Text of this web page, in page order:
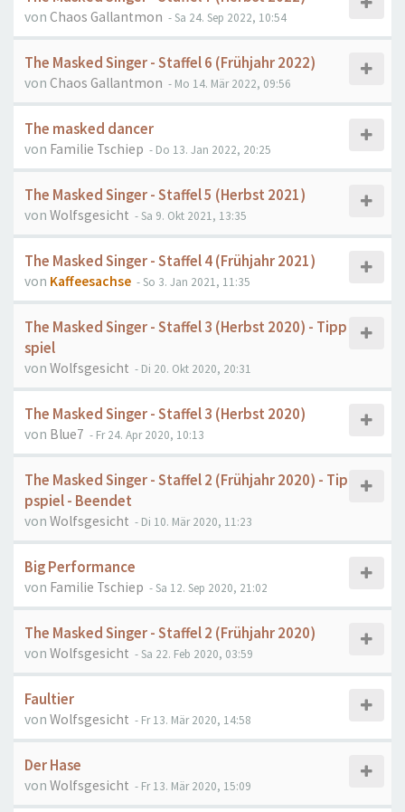
von Chaos Gallantmon - Sa 24. Sep 2022, 10:54
The Masked Singer - Staffel 6 (Frühjahr 2022)
von Chaos Gallantmon - Mo 14. Mär 2022, 09:56
The masked dancer
von Familie Tschiep - Do 13. Jan 2022, 20:25
The Masked Singer - Staffel 5 (Herbst 2021)
von Wolfsgesicht - Sa 9. Okt 2021, 13:35
The Masked Singer - Staffel 4 (Frühjahr 2021)
von Kaffeesachse - So 3. Jan 2021, 11:35
The Masked Singer - Staffel 3 (Herbst 2020) - Tipp
spiel
von Wolfsgesicht - Di 20. Okt 2020, 20:31
The Masked Singer - Staffel 3 (Herbst 2020)
von Blue7 - Fr 24. Apr 2020, 10:13
The Masked Singer - Staffel 2 (Frühjahr 2020) - Tip
pspiel - Beendet
von Wolfsgesicht - Di 10. Mär 2020, 11:23
Big Performance
von Familie Tschiep - Sa 12. Sep 2020, 21:02
The Masked Singer - Staffel 2 (Frühjahr 2020)
von Wolfsgesicht - Sa 22. Feb 2020, 03:59
Faultier
von Wolfsgesicht - Fr 13. Mär 2020, 14:58
Der Hase
von Wolfsgesicht - Fr 13. Mär 2020, 15:09